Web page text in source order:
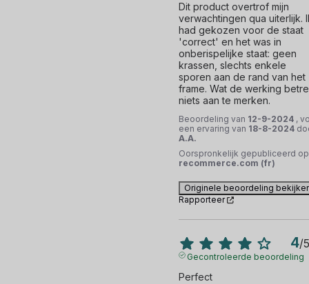
Dit product overtrof mijn
verwachtingen qua uiterlijk.
had gekozen voor de staat
'correct' en het was in
onberispelijke staat: geen
krassen, slechts enkele
sporen aan de rand van het
frame. Wat de werking
niets aan te merken.
Beoordeling van 12-9-2024 ,
een ervaring van 18-8-2024
A.A.
Oorspronkelijk gepubliceerd op
recommerce.com (fr)
Originele beoordeling
Rapporteer
4/5
Gecontroleerde beoordeling
Perfect